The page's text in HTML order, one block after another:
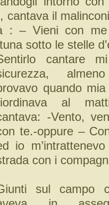
cantava il
: – Vieni con
sotto le stelle
cantare
quando
al
-Vento,
te.-oppure –
io
con i
sul campo